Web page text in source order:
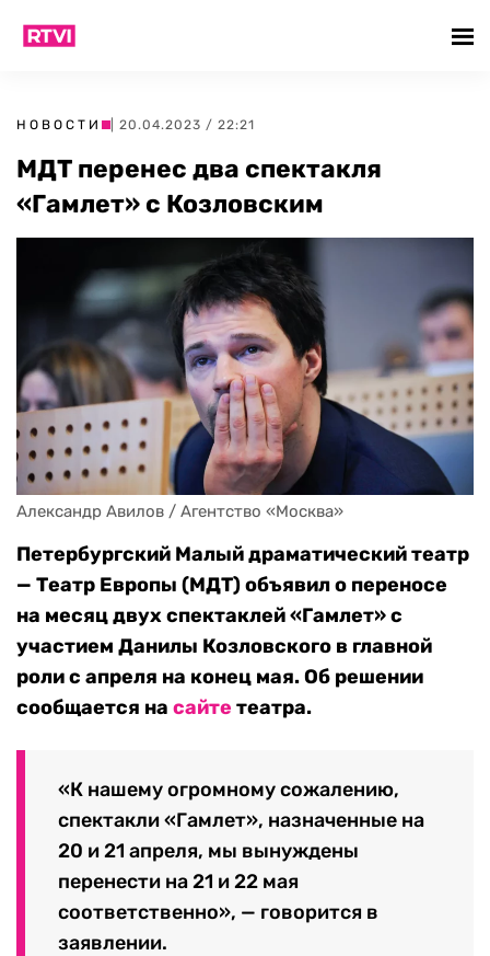
НОВОСТИ | 20.04.2023 / 22:21
МДТ перенес два спектакля
«Гамлет» с Козловским
Александр Авилов / Агентство «Москва»
Петербургский Малый драматический театр
— Театр Европы (МДТ) объявил о переносе
на месяц двух спектаклей «Гамлет» с
участием Данилы Козловского в главной
роли с апреля на конец мая. Об решении
сообщается на сайте театра.
«К нашему огромному сожалению,
спектакли «Гамлет», назначенные на
20 и 21 апреля, мы вынуждены
перенести на 21 и 22 мая
соответственно», — говорится в
заявлении.